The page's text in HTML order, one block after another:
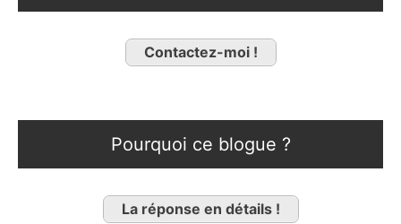
Contactez-moi !
Pourquoi ce blogue ?
La réponse en détails !